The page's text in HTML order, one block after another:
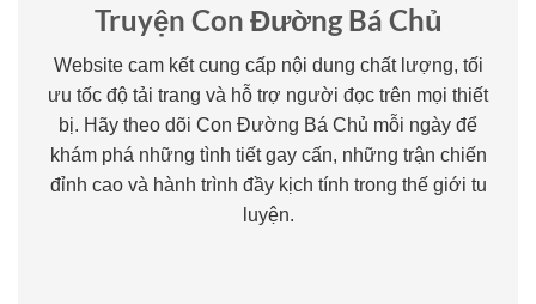
Truyện Con Đường Bá Chủ
Website cam kết cung cấp nội dung chất lượng, tối
ưu tốc độ tải trang và hỗ trợ người đọc trên mọi thiết
bị. Hãy theo dõi Con Đường Bá Chủ mỗi ngày để
khám phá những tình tiết gay cấn, những trận chiến
đỉnh cao và hành trình đầy kịch tính trong thế giới tu
luyện.